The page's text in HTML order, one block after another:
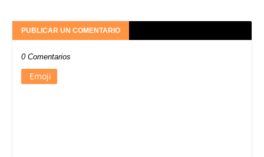
PUBLICAR UN COMENTARIO
0 Comentarios
Emoji